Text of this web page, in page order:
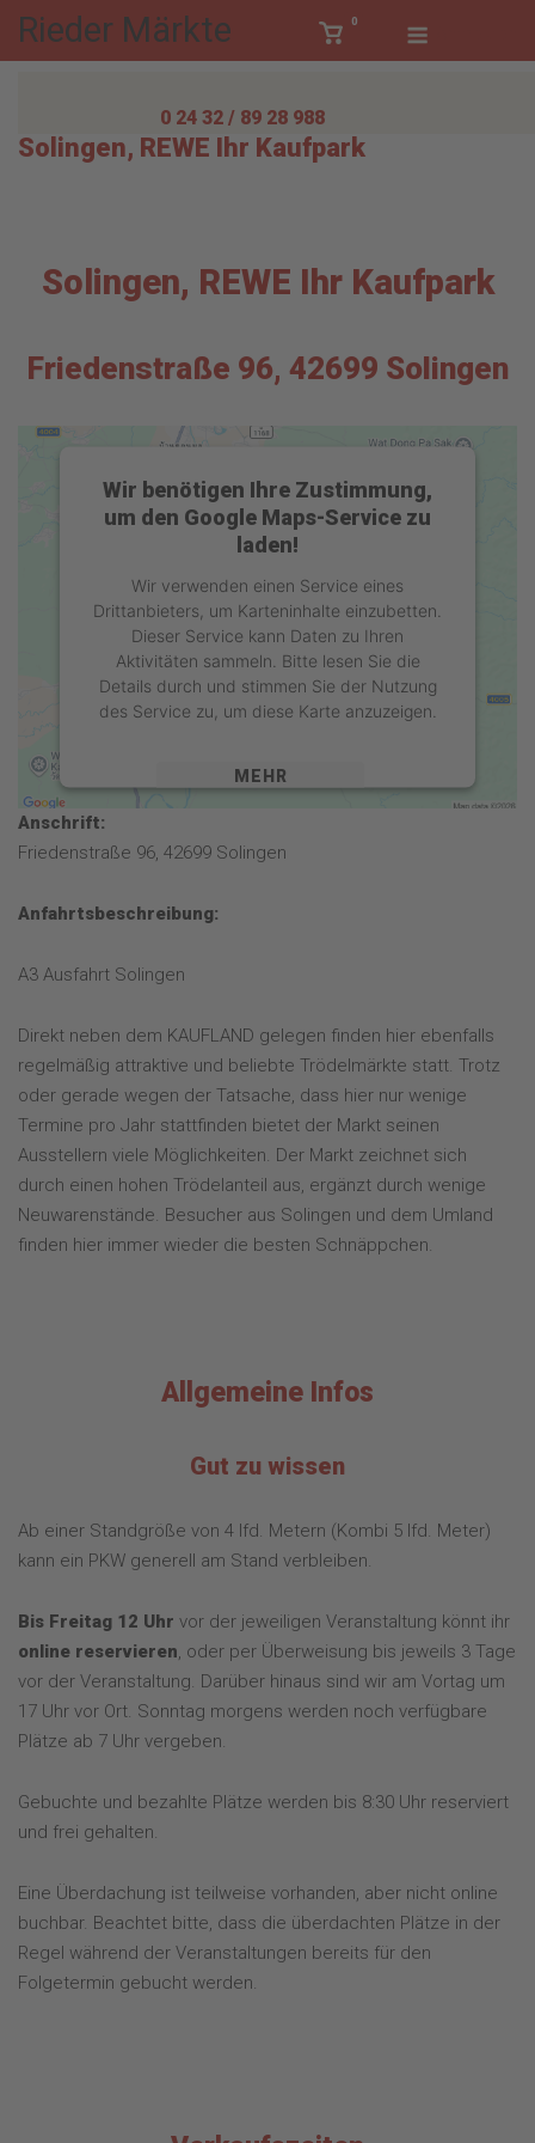
SkipRieder Märkte
View0
0 24 32 / 89 28 988
Solingen, REWE Ihr Kaufpark
Solingen, REWE Ihr Kaufpark
Friedenstraße 96, 42699 Solingen
Wir benötigen Ihre Zustimmung,
um den Google Maps-Service zu
laden!
Wir verwenden einen Service eines
Drittanbieters, um Karteninhalte einzubetten.
Dieser Service kann Daten zu Ihren
Aktivitäten sammeln. Bitte lesen Sie die
Details durch und stimmen Sie der Nutzung
des Service zu, um diese Karte anzuzeigen.
MEHR
INFORMATIONEN
AKZEPTIEREN
Management Platform
Anschrift:
Friedenstraße 96, 42699 Solingen
Anfahrtsbeschreibung:
A3 Ausfahrt Solingen
Direkt neben dem KAUFLAND gelegen finden hier ebenfalls
regelmäßig attraktive und beliebte Trödelmärkte statt. Trotz
oder gerade wegen der Tatsache, dass hier nur wenige
Termine pro Jahr stattfinden bietet der Markt seinen
Ausstellern viele Möglichkeiten. Der Markt zeichnet sich
durch einen hohen Trödelanteil aus, ergänzt durch wenige
Neuwarenstände. Besucher aus Solingen und dem Umland
finden hier immer wieder die besten Schnäppchen.
Allgemeine Infos
Gut zu wissen
Ab einer Standgröße von 4 lfd. Metern (Kombi 5 lfd. Meter)
kann ein PKW generell am Stand verbleiben.
Bis Freitag 12 Uhr vor der jeweiligen Veranstaltung könnt ihr
online reservieren, oder per Überweisung bis jeweils 3 Tage
vor der Veranstaltung. Darüber hinaus sind wir am Vortag um
17 Uhr vor Ort. Sonntag morgens werden noch verfügbare
Plätze ab 7 Uhr vergeben.
Gebuchte und bezahlte Plätze werden bis 8:30 Uhr reserviert
und frei gehalten.
Eine Überdachung ist teilweise vorhanden, aber nicht online
buchbar. Beachtet bitte, dass die überdachten Plätze in der
Regel während der Veranstaltungen bereits für den
Folgetermin gebucht werden.